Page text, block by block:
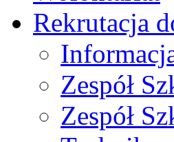
Rekrutacja
Zespół
Zespół